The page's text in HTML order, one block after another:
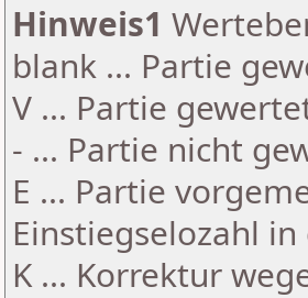
Hinweis1
blank ... Partie
V ... Partie
- ... Partie nicht
E ... Partie
Einstiegselozahl
K ... Korrektur